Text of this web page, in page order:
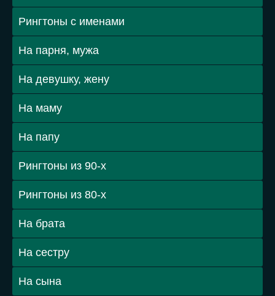
Рингтоны с именами
На парня, мужа
На девушку, жену
На маму
На папу
Рингтоны из 90-х
Рингтоны из 80-х
На брата
На сестру
На сына